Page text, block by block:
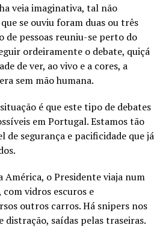
veia imaginativa, tal não
se ouviu foram duas ou três
de pessoas reuniu-se perto do
ordeiramente o debate, quiçá
de ver, ao vivo e a cores, a
sem mão humana.
é que este tipo de debates
em Portugal. Estamos tão
de segurança e pacificidade que já
América, o Presidente viaja num
vidros escuros e
outros carros. Há snipers nos
distração, saídas pelas traseiras.